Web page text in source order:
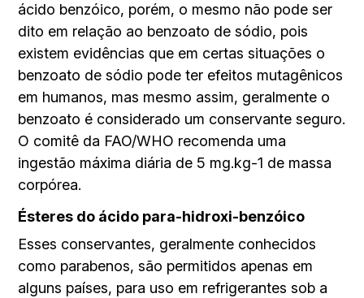
ácido benzóico, porém, o mesmo não pode ser
dito em relação ao benzoato de sódio, pois
existem evidências que em certas situações o
benzoato de sódio pode ter efeitos mutagênicos
em humanos, mas mesmo assim, geralmente o
benzoato é considerado um conservante seguro.
O comitê da FAO/WHO recomenda uma
ingestão máxima diária de 5 mg.kg-1 de massa
corpórea.
Ésteres do ácido para-hidroxi-benzóico
Esses conservantes, geralmente conhecidos
como parabenos, são permitidos apenas em
alguns países, para uso em refrigerantes sob a